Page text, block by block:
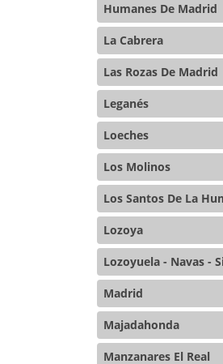
Humanes De Madrid
La Cabrera
Las Rozas De Madrid
Leganés
Loeches
Los Molinos
Los Santos De La
Lozoya
Lozoyuela - Navas -
Madrid
Majadahonda
Manzanares El Real